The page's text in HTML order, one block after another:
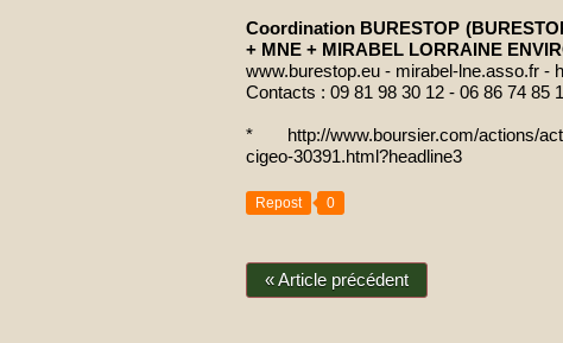
Coordination BURESTOP
+ MNE + MIRABEL LORRAINE
www.burestop.eu - mirabel-lne.asso.fr -
Contacts : 09 81 98 30 12 - 06 86 74 85
* http://www.boursier.com/actions/
cigeo-30391.html?headline3
Repost 0
« Article précédent